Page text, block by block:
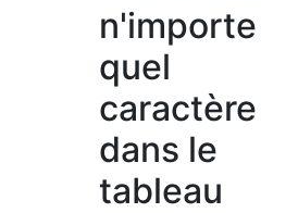
n'importe
quel
caractère
dans le
tableau